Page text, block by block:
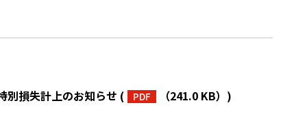
別損失計上のお知らせ ( PDF （241.0 KB） )